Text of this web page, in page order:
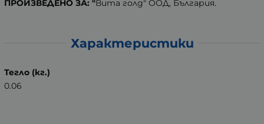
ПРОИЗВЕДЕНО ЗА: "Вита голд" ООД, България.
Характеристики
Тегло (кг.)
0.06